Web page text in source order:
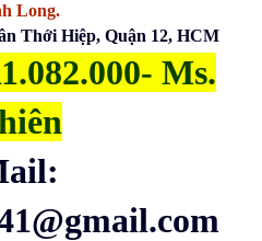
Long.
Thới Hiệp, Quận 12, HCM
Ms.